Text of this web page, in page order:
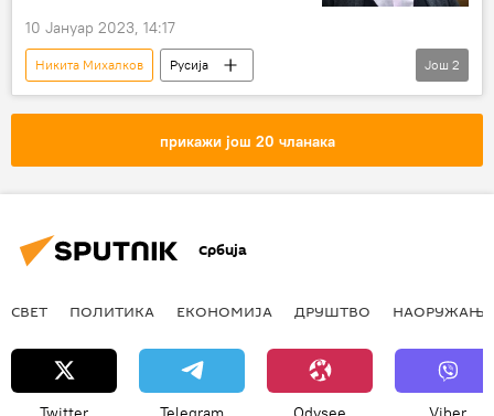
10 Јануар 2023, 14:17
Никита Михалков
Русија
Русија – друштво
КУЛТУРА
Још 2
прикажи још 20 чланака
Србија
СВЕТ ПОЛИТИКА ЕКОНОМИЈА ДРУШТВО НАОРУЖАЊЕ